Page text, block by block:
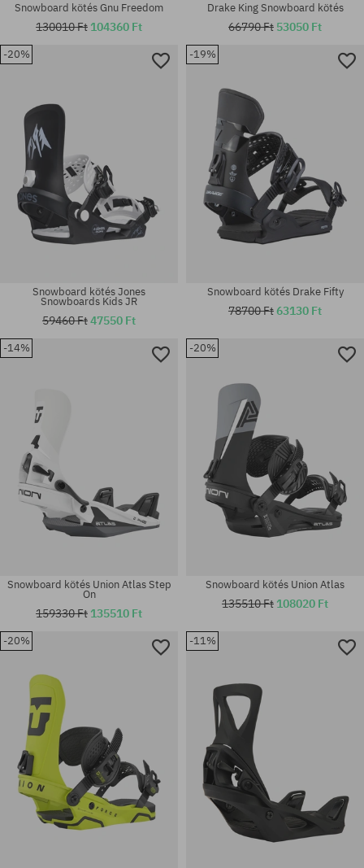
Snowboard kötés Gnu Freedom
130010 Ft 104360 Ft
Drake King Snowboard kötés
66790 Ft 53050 Ft
-20%
Elérhető méretek:
Snowboard kötés Jones
Snowboards Kids JR
59460 Ft47550 Ft
-19%
Elérhető méretek:
Snowboard kötés Drake Fifty
78700 Ft63130 Ft
-14%
Snowboard kötés Union Atlas Step
On
159330 Ft 135510 Ft
-20%
Snowboard kötés Union Atlas
135510 Ft 108020 Ft
-20% -11%